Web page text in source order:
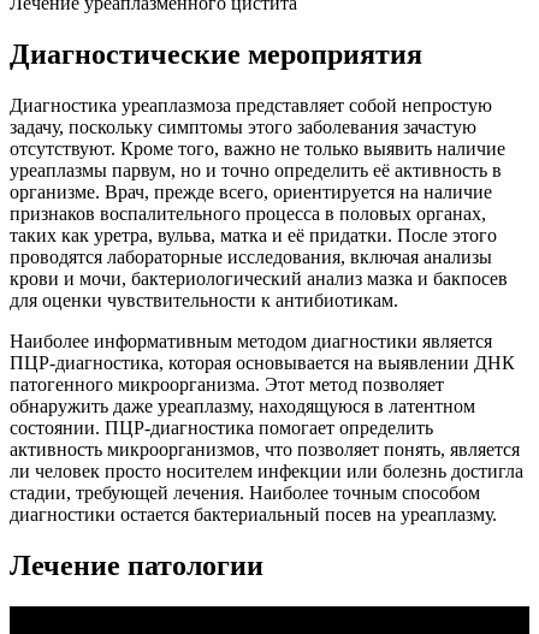
Диагностические мероприятия
Диагностика уреаплазмоза представляет собой непростую
задачу, поскольку симптомы этого заболевания зачастую
отсутствуют. Кроме того, важно не только выявить наличие
уреаплазмы парвум, но и точно определить её активность в
организме. Врач, прежде всего, ориентируется на наличие
признаков воспалительного процесса в половых органах,
таких как уретра, вульва, матка и её придатки. После этого
проводятся лабораторные исследования, включая анализы
крови и мочи, бактериологический анализ мазка и бакпосев
для оценки чувствительности к антибиотикам.
Наиболее информативным методом диагностики является
ПЦР-диагностика, которая основывается на выявлении ДНК
патогенного микроорганизма. Этот метод позволяет
обнаружить даже уреаплазму, находящуюся в латентном
состоянии. ПЦР-диагностика помогает определить
активность микроорганизмов, что позволяет понять, является
ли человек просто носителем инфекции или болезнь достигла
стадии, требующей лечения. Наиболее точным способом
диагностики остается бактериальный посев на уреаплазму.
Лечение патологии